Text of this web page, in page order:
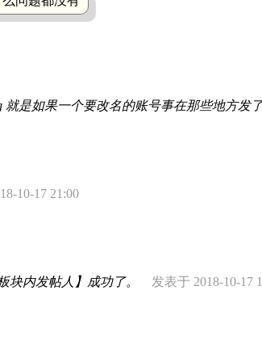
就是如果一个要改名的账号事在那些地方发
10-17 21:00
块内发帖人】成功了。 发表于 2018-10-17